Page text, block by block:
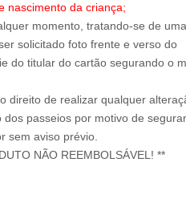
nascimento da criança;
momento, tratando-se de uma
solicitado foto frente e verso do
do titular do cartão segurando o
direito de realizar qualquer
passeios por motivo de
sem aviso prévio.
NÃO REEMBOLSÁVEL! **